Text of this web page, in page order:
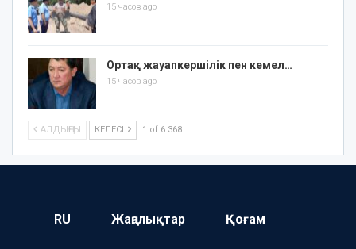
15 часов ago
Ортақ жауапкершілік пен кемел…
15 часов ago
АЛДЫҢҒЫ КЕЛЕСІ 1 of 6 368
RU Жаңалықтар Қоғам